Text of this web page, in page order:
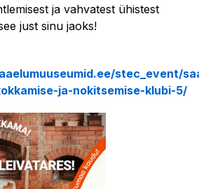
ja vahvatest ühistest
just sinu jaoks!
stec_event/
ja-nokitsemise-klubi-5/